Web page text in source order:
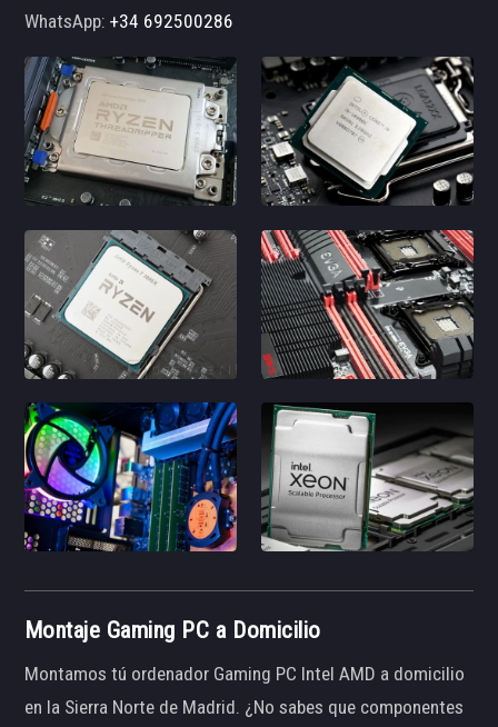
WhatsApp:+34 692500286
Montaje Gaming PC a Domicilio
Montamos tú ordenador Gaming PC Intel AMD a domicilio
en la Sierra Norte de Madrid. ¿No sabes que componentes